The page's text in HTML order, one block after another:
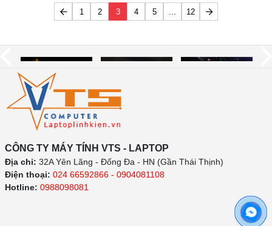
1 2 3 4 5 12
CÔNG TY MÁY TÍNH VTS - LAPTOP
Địa chỉ: 32A Yên Lãng - Đống Đa - HN (Gần Thái Thịnh)
Điện thoại: 024 66592866 - 0904081108
Hotline: 0988098081